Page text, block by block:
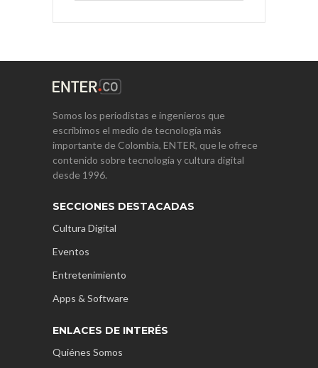
Somos los periodistas e ingenieros que
escribimos el medio de tecnología más
importante de Colombia, ENTER, que le ofrece
contenido sobre tecnología y cultura digital
desde 1996.
SECCIONES DESTACADAS
Cultura Digital
Eventos
Entretenimiento
Apps & Software
ENLACES DE INTERÉS
Quiénes Somos